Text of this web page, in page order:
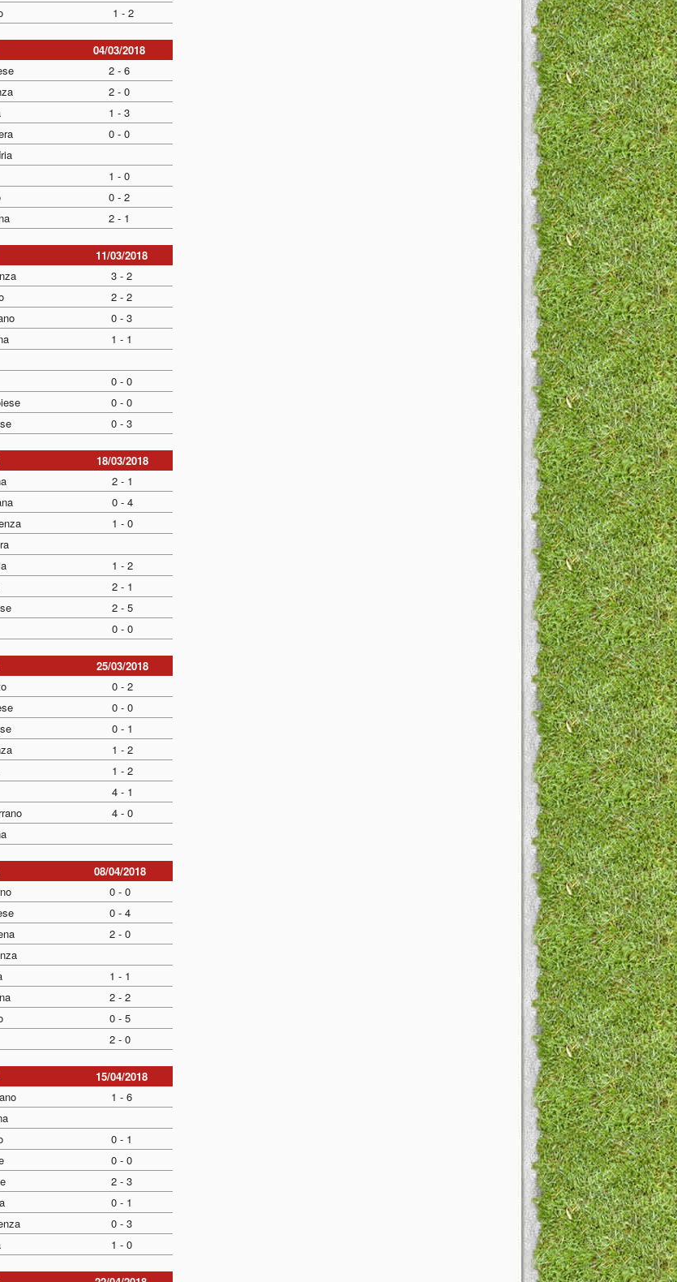
1 - 2
04/03/2018
2 - 6
2 - 0
1 - 3
0 - 0
1 - 0
0 - 2
2 - 1
11/03/2018
3 - 2
2 - 2
0 - 3
1 - 1
0 - 0
0 - 0
0 - 3
18/03/2018
2 - 1
0 - 4
1 - 0
1 - 2
2 - 1
2 - 5
0 - 0
25/03/2018
0 - 2
0 - 0
0 - 1
1 - 2
1 - 2
4 - 1
4 - 0
08/04/2018
0 - 0
0 - 4
2 - 0
1 - 1
2 - 2
0 - 5
2 - 0
15/04/2018
1 - 6
0 - 1
0 - 0
2 - 3
0 - 1
0 - 3
1 - 0